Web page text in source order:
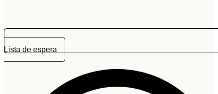
Lista de espera